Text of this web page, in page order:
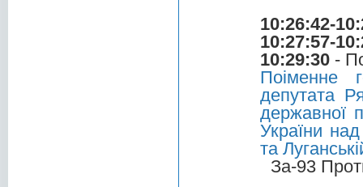
10:26:42-
10:27:57-
10:29:30 -
Поіменне
депутата
державної
України
та
За-93